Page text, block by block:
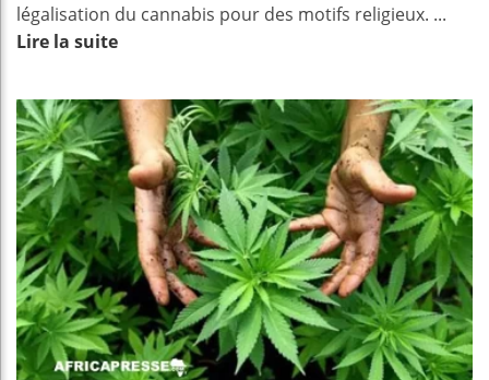
légalisation du cannabis pour des motifs religieux. ...
Lire la suite